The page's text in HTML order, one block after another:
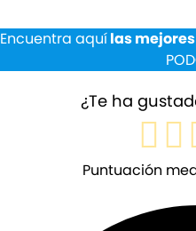
Encuentra aquílas
¿Te ha
Puntuación